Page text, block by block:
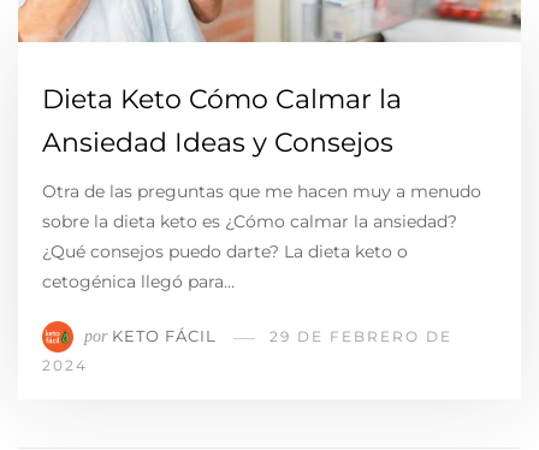
Dieta Keto Cómo Calmar la
Ansiedad Ideas y Consejos
Otra de las preguntas que me hacen muy a menudo
sobre la dieta keto es ¿Cómo calmar la ansiedad?
¿Qué consejos puedo darte? La dieta keto o
cetogénica llegó para…
por KETO FÁCIL
29 DE FEBRERO DE
2024